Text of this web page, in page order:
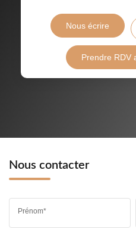
Nous écrire
Prendre RDV
Nous contacter
Prénom*